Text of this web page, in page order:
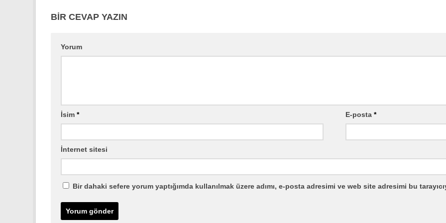
BIR CEVAP YAZIN
Yorum
İsim * E-posta *
İnternet sitesi
Bir dahaki sefere yorum yaptığımda kullanılmak üzere adımı, e-posta adresimi ve web site adresimi bu